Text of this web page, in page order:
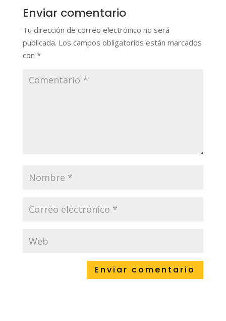
Enviar comentario
Tu dirección de correo electrónico no será
publicada. Los campos obligatorios están marcados
con *